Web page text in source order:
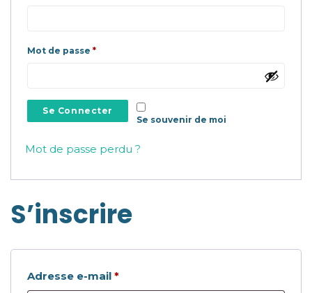
Mot de passe *Obligatoire
Se souvenir de moi
Se Connecter
Mot de passe perdu ?
S’inscrire
Adresse e-mail *